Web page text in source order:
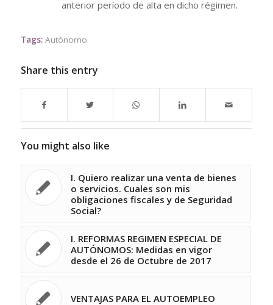
anterior período de alta en dicho régimen.
Tags: Autónomo
Share this entry
You might also like
I. Quiero realizar una venta de bienes
o servicios. Cuales son mis
obligaciones fiscales y de Seguridad
Social?
I. REFORMAS REGIMEN ESPECIAL DE
AUTÓNOMOS: Medidas en vigor
desde el 26 de Octubre de 2017
VENTAJAS PARA EL AUTOEMPLEO